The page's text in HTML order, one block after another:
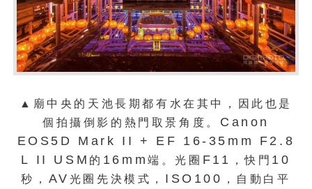
▲廟中央的天池長期都有水在其中，因此也是
個拍攝倒影的熱門取景角度。 Canon
EOS5D Mark II + EF 16-35mm F2.8
L II USM 的 16mm端。光圈 F11 ，快門 10
秒 ， AV 光圈先決模式 ， ISO100 ，
自動白平